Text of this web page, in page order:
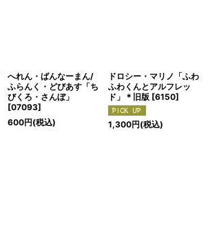
へれん・ばんなーまん/
ふらんく・どびあす「ち
びくろ・さんぼ」
[07093]
600円(税込)
ドロシー・マリノ「ふわ
ふわくんとアルフレッ
ド」＊旧版 [6150]
1,300円(税込)